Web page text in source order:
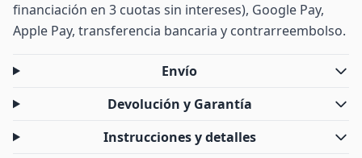
financiación en 3 cuotas sin intereses), Google Pay,
Apple Pay, transferencia bancaria y contrarreembolso.
Envío
Devolución y Garantía
Instrucciones y detalles